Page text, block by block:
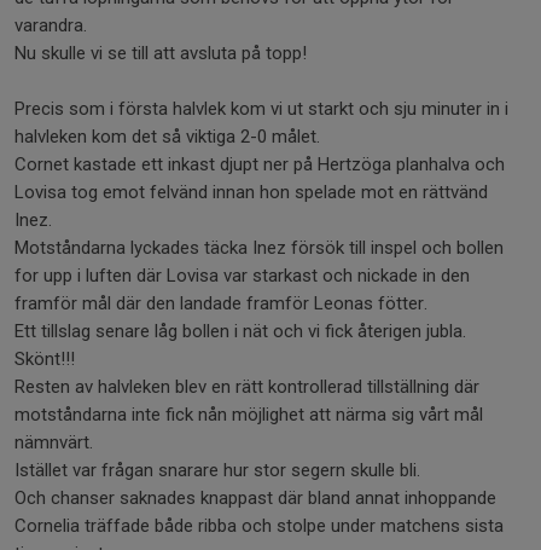
varandra.
Nu skulle vi se till att avsluta på topp!
Precis som i första halvlek kom vi ut starkt och sju minuter in i
halvleken kom det så viktiga 2-0 målet.
Cornet kastade ett inkast djupt ner på Hertzöga planhalva och
Lovisa tog emot felvänd innan hon spelade mot en rättvänd
Inez.
Motståndarna lyckades täcka Inez försök till inspel och bollen
for upp i luften där Lovisa var starkast och nickade in den
framför mål där den landade framför Leonas fötter.
Ett tillslag senare låg bollen i nät och vi fick återigen jubla.
Skönt!!!
Resten av halvleken blev en rätt kontrollerad tillställning där
motståndarna inte fick nån möjlighet att närma sig vårt mål
nämnvärt.
Istället var frågan snarare hur stor segern skulle bli.
Och chanser saknades knappast där bland annat inhoppande
Cornelia träffade både ribba och stolpe under matchens sista